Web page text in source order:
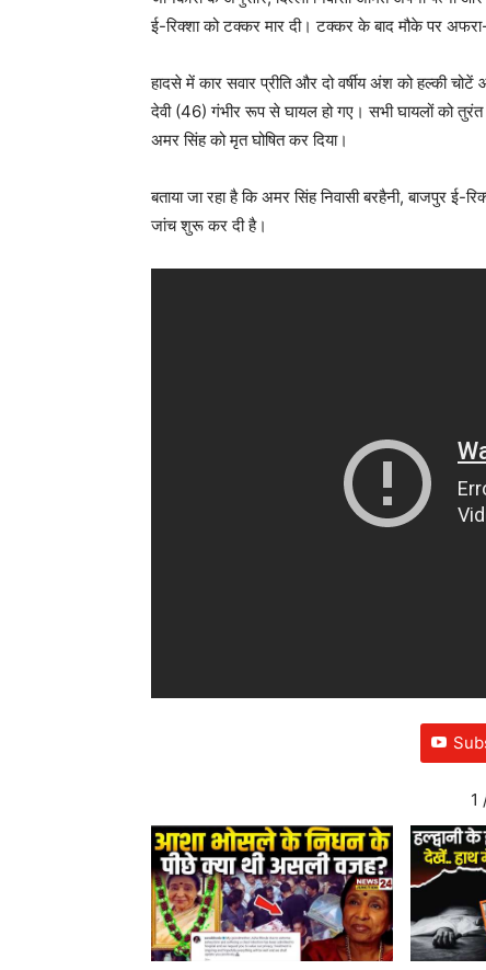
ई-रिक्शा को टक्कर मार दी। टक्कर के बाद मौके पर
हादसे में कार सवार प्रीति और दो वर्षीय अंश को हल्की
देवी (46) गंभीर रूप से घायल हो गए। सभी घायलों को
अमर सिंह को मृत घोषित कर दिया।
बताया जा रहा है कि अमर सिंह निवासी बरहैनी, बाजपुर
जांच शुरू कर दी है।
1